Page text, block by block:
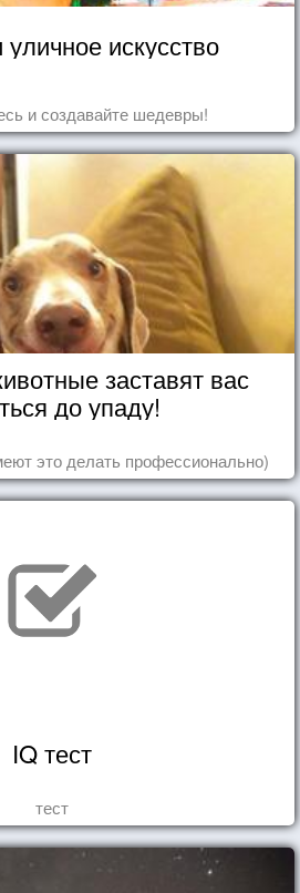
искусство
и создавайте шедевры!
заставят вас
до упаду!
это делать профессионально)
IQ тест
тест